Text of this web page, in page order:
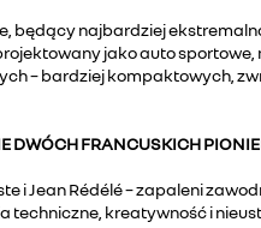
będący najbardziej
jako auto
– bardziej kompaktowych,
DWÓCH FRANCUSKICH
i Jean Rédélé – zapaleni
techniczne, kreatywność i